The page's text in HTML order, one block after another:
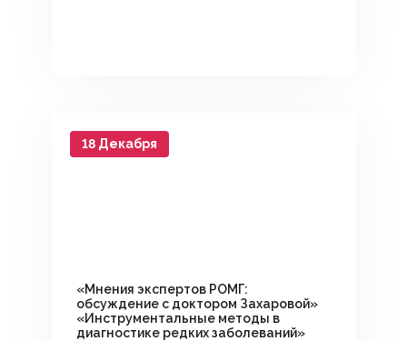
18 Декабря
«Мнения экспертов РОМГ:
обсуждение с доктором Захаровой»
«Инструментальные методы в
диагностике редких заболеваний»